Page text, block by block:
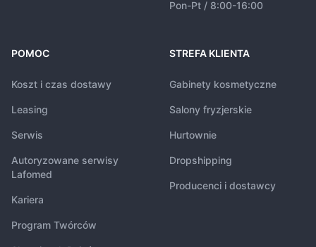
Pon-Pt / 8:00-16:00
POMOC
Koszt i czas dostawy
Leasing
Serwis
Autoryzowane serwisy
Lafomed
Kariera
Program Twórców
STREFA KLIENTA
Gabinety kosmetyczne
Salony fryzjerskie
Hurtownie
Dropshipping
Producenci i dostawcy